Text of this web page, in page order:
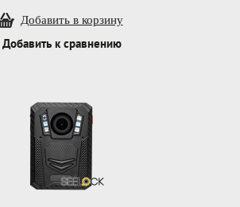
Добавить к сравнению